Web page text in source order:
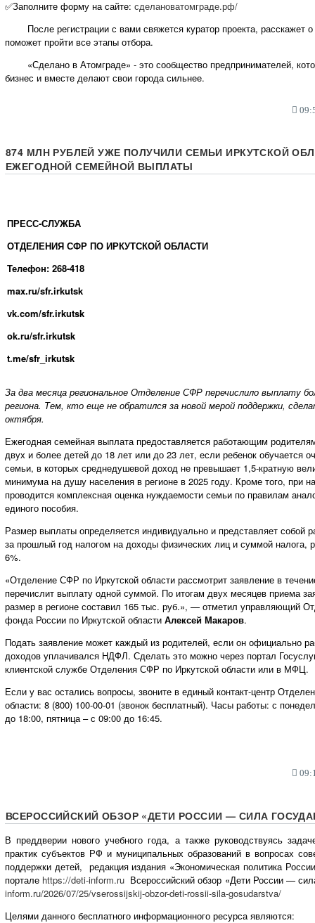
✅Заполните форму на сайте: сделановатомграде.рф/
После регистрации с вами свяжется куратор проекта, расскажет о
поможет пройти все этапы отбора.
«Сделано в Атомграде» - это сообщество предпринимателей,
бизнес и вместе делают свои города сильнее.
874 МЛН РУБЛЕЙ УЖЕ ПОЛУЧИЛИ СЕМЬИ ИРКУТСКОЙ
ЕЖЕГОДНОЙ СЕМЕЙНОЙ ВЫПЛАТЫ
ПРЕСС-СЛУЖБА
ОТДЕЛЕНИЯ СФР ПО ИРКУТСКОЙ ОБЛАСТИ
Телефон: 268-418
max.ru/sfr.irkutsk
vk.com/sfr.irkutsk
ok.ru/sfr.irkutsk
t.me/sfr_irkutsk
За два месяца региональное Отделение СФР перечислило выплату
региона. Тем, кто еще не обратился за новой мерой поддержки,
октября.
Ежегодная семейная выплата предоставляется работающим
двух и более детей до 18 лет или до 23 лет, если ребенок обучается
семьи, в которых среднедушевой доход не превышает 1,5-кратную
минимума на душу населения в регионе в 2025 году. Кроме того, при
проводится комплексная оценка нуждаемости семьи по правилам
единого пособия.
Размер выплаты определяется индивидуально и представляет собой
за прошлый год налогом на доходы физических лиц и суммой налога,
6%.
«Отделение СФР по Иркутской области рассмотрит заявление в
перечислит выплату одной суммой. По итогам двух месяцев приема
размер в регионе составил 165 тыс. руб.», — отметил управляющий
фонда России по Иркутской области Алексей Макаров.
Подать заявление может каждый из родителей, если он официально
доходов уплачивался НДФЛ. Сделать это можно через портал
клиентской службе Отделения СФР по Иркутской области или в МФЦ.
Если у вас остались вопросы, звоните в единый контакт-центр
области: 8 (800) 100-00-01 (звонок бесплатный). Часы работы: с
до 18:00, пятница – с 09:00 до 16:45.
ВСЕРОССИЙСКИЙ ОБЗОР «ДЕТИ РОССИИ — СИЛА
В преддверии нового учебного года, а также руководствуясь
практик субъектов РФ и муниципальных образований в вопросах
поддержки детей, редакция издания «Экономическая политика
портале https://deti-inform.ru Всероссийский обзор «Дети России —
inform.ru/2026/07/25/vserossijskij-obzor-deti-rossii-sila-gosudarstva/
Целями данного бесплатного информационного ресурса являются: